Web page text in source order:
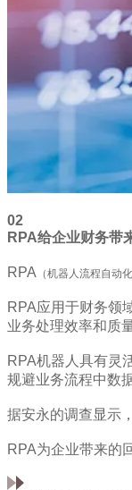
02
RPA给企业财务带
RPA （机器人流程自动化
RPA应用于财务领
业务处理效率和质量
RPA机器人具有灵
规避业务流程中数
据安永的调查显示
RPA为企业带来的